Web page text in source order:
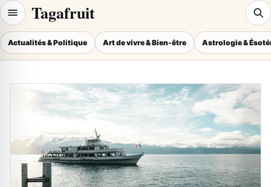
Tagafruit
Actualités & Politique Art de vivre & Bien-être Astrologie &